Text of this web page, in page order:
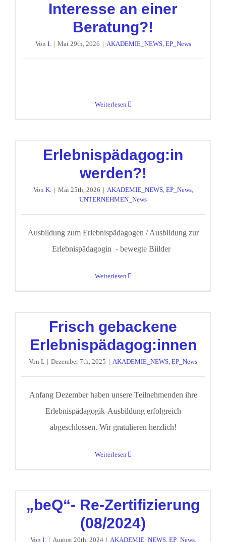
Interesse an einer
Beratung?!
Von I. | Mai 29th, 2026 | AKADEMIE_NEWS, EP_News
Weiterlesen
Erlebnispädagog:in
werden?!
Von K. | Mai 25th, 2026 | AKADEMIE_NEWS, EP_News,
UNTERNEHMEN_News
Ausbildung zum Erlebnispädagogen / Ausbildung zur
Erlebnispädagogin - bewegte Biilder
Weiterlesen
Frisch gebackene
Erlebnispädagog:innen
Von I. | Dezember 7th, 2025 | AKADEMIE_NEWS, EP_News
Anfang Dezember haben unsere Teilnehmenden ihre
Erlebnispädagogik-Ausbildung erfolgreich
abgeschlossen. Wir gratulieren herzlich!
Weiterlesen
„beQ“- Re-Zertifizierung
(08/2024)
Von I. | August 20th, 2024 | AKADEMIE_NEWS, EP_News,